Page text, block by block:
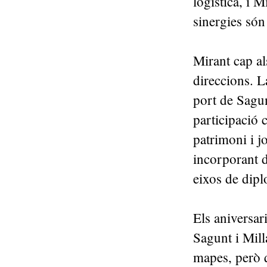
sinergies
Mirant cap
direccions.
port de
participació
patrimoni i
incorporant
eixos de
Els
Sagunt i
mapes, però